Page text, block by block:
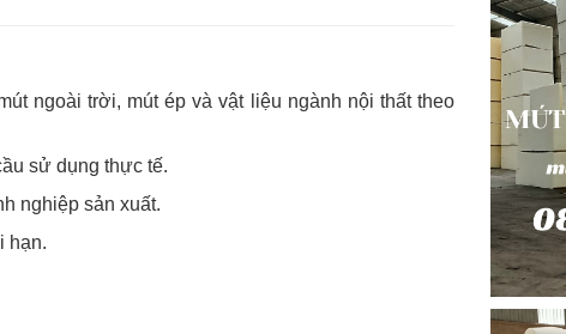
ngoài trời, mút ép và vật liệu ngành nội thất theo
sử dụng thực tế.
nghiệp sản xuất.
hạn.